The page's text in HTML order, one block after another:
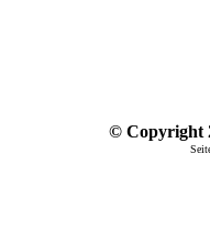
© Copyright